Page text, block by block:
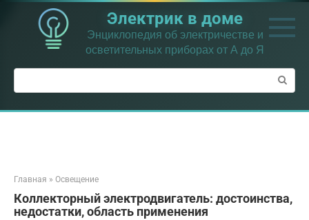
Перейти
контенту
Электрик в доме
Энциклопедия об электричестве и
осветительных приборах от А до Я
Поиск:
Главная » Освещение
Коллекторный электродвигатель: достоинства,
недостатки, область применения